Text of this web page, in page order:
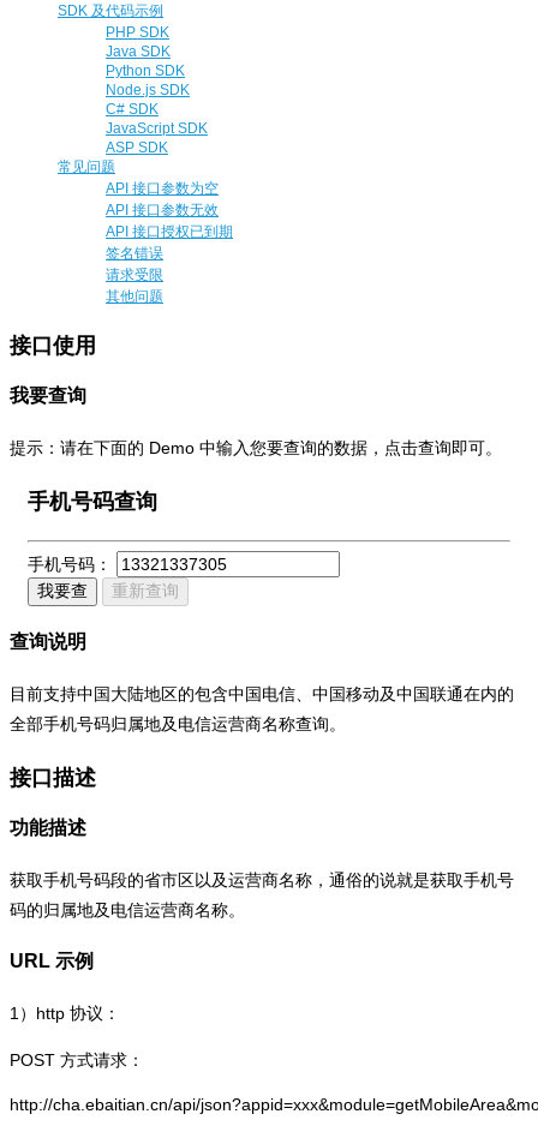
SDK 及代码示例
PHP SDK
Java SDK
Python SDK
Node.js SDK
C# SDK
JavaScript SDK
ASP SDK
常见问题
API 接口参数为空
API 接口参数无效
API 接口授权已到期
签名错误
请求受限
其他问题
接口使用
我要查询
提示：请在下面的 Demo 中输入您要查询的数据，点击查询即可。
手机号码查询
手机号码：
我要查
重新查询
查询说明
目前支持中国大陆地区的包含中国电信、中国移动及中国联通在内的
全部手机号码归属地及电信运营商名称查询。
接口描述
功能描述
获取手机号码段的省市区以及运营商名称，通俗的说就是获取手机号
码的归属地及电信运营商名称。
URL 示例
1） http 协议：
POST 方式请求：
http://cha.ebaitian.cn/api/